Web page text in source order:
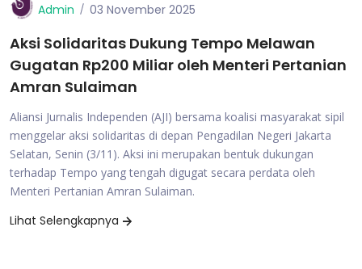
Admin 03 November 2025
Aksi Solidaritas Dukung Tempo Melawan
Gugatan Rp200 Miliar oleh Menteri Pertanian
Amran Sulaiman
Aliansi Jurnalis Independen (AJI) bersama koalisi masyarakat sipil
menggelar aksi solidaritas di depan Pengadilan Negeri Jakarta
Selatan, Senin (3/11). Aksi ini merupakan bentuk dukungan
terhadap Tempo yang tengah digugat secara perdata oleh
Menteri Pertanian Amran Sulaiman.
Lihat Selengkapnya